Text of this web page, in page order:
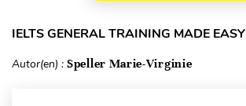
IELTS GENERAL TRAINING MADE EASY
Autor(en) : Speller Marie-Virginie